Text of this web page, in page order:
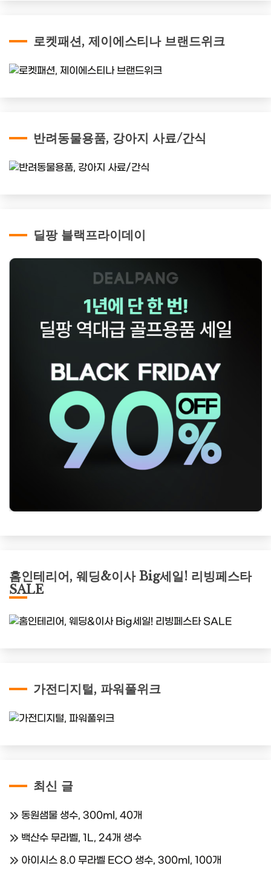
로켓패션, 제이에스티나 브랜드위크
반려동물용품, 강아지 사료/간식
딜팡 블랙프라이데이
홈인테리어, 웨딩&이사 Big세일! 리빙페스타
SALE
가전디지털, 파워풀위크
최신 글
동원샘물 생수, 300ml, 40개
백산수 무라벨, 1L, 24개 생수
아이시스 8.0 무라벨 ECO 생수, 300ml, 100개